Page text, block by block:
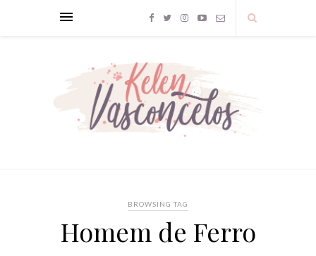
BROWSING TAG
Homem de Ferro